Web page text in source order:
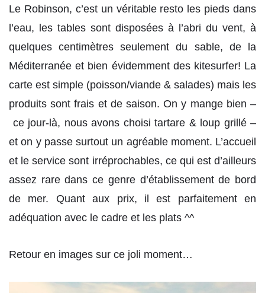
Le Robinson, c’est un véritable resto les pieds dans
l’eau, les tables sont disposées à l’abri du vent, à
quelques centimètres seulement du sable, de la
Méditerranée et bien évidemment des kitesurfer! La
carte est simple (poisson/viande & salades) mais les
produits sont frais et de saison. On y mange bien –
ce jour-là, nous avons choisi tartare & loup grillé –
et on y passe surtout un agréable moment. L’accueil
et le service sont irréprochables, ce qui est d’ailleurs
assez rare dans ce genre d’établissement de bord
de mer. Quant aux prix, il est parfaitement en
adéquation avec le cadre et les plats ^^
Retour en images sur ce joli moment…